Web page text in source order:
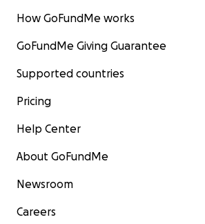
How GoFundMe works
GoFundMe Giving Guarantee
Supported countries
Pricing
Help Center
About GoFundMe
Newsroom
Careers